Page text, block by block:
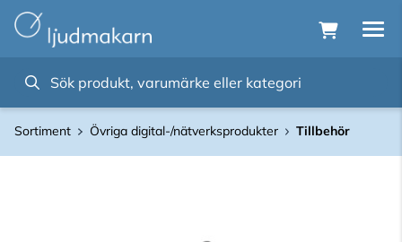
Sortiment Övriga digital-/nätverksprodukter Tillbehör